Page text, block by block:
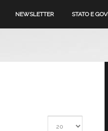
NEWSLETTER STATO E